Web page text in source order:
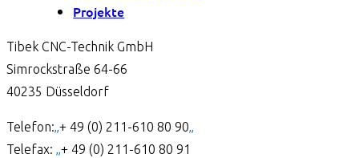
Projekte
Tibek CNC-Technik GmbH
Simrockstraße 64-66
40235 Düsseldorf
Telefon:„+ 49 (0) 211-610 80 90„
Telefax: „+ 49 (0) 211-610 80 91